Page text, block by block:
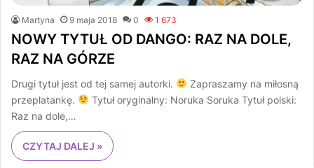
Martyna 9 maja 2018 0 1 673
NOWY TYTUŁ OD DANGO: RAZ NA DOLE,
RAZ NA GÓRZE
Drugi tytuł jest od tej samej autorki.
Zapraszamy na miłosną
przeplatankę.
Tytuł oryginalny: Noruka Soruka Tytuł polski:
Raz na dole,…
CZYTAJ DALEJ »